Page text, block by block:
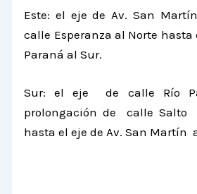
Este: el eje de Av. San
calle Esperanza al Norte hasta
Paraná al Sur.
Sur: el eje de calle Río
prolongación de calle Salto
hasta el eje de Av. San Martín